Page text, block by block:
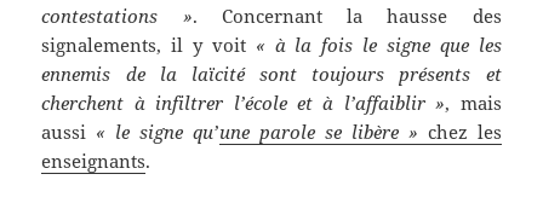
contestations ». Concernant la hausse des
signalements, il y voit« à la fois le signe que les
ennemis de la laïcité sont toujours présents et
cherchent à infiltrer l’école et à l’affaiblir », mais
aussi « le signe qu’une parole se libère » chez les
enseignants.